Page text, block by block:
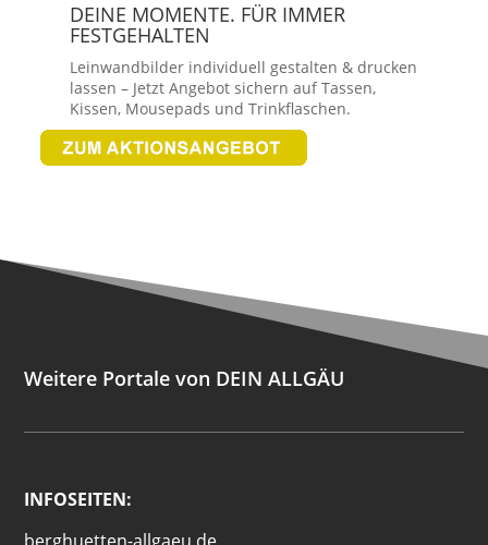
DEINE MOMENTE. FÜR IMMER
FESTGEHALTEN
Leinwandbilder individuell gestalten & drucken
lassen – Jetzt Angebot sichern auf Tassen,
Kissen, Mousepads und Trinkflaschen.
Weitere Portale von DEIN ALLGÄU
INFOSEITEN: